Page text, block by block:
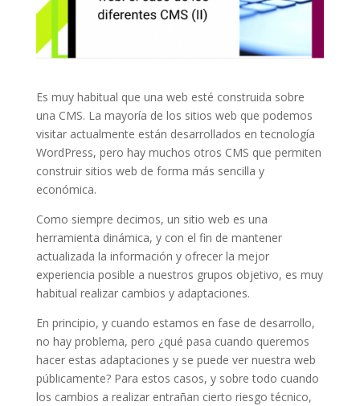
Es muy habitual que una web esté construida sobre
una CMS. La mayoría de los sitios web que podemos
visitar actualmente están desarrollados en tecnología
WordPress, pero hay muchos otros CMS que permiten
construir sitios web de forma más sencilla y
económica.
Como siempre decimos, un sitio web es una
herramienta dinámica, y con el fin de mantener
actualizada la información y ofrecer la mejor
experiencia posible a nuestros grupos objetivo, es muy
habitual realizar cambios y adaptaciones.
En principio, y cuando estamos en fase de desarrollo,
no hay problema, pero ¿qué pasa cuando queremos
hacer estas adaptaciones y se puede ver nuestra web
públicamente? Para estos casos, y sobre todo cuando
los cambios a realizar entrañan cierto riesgo técnico,